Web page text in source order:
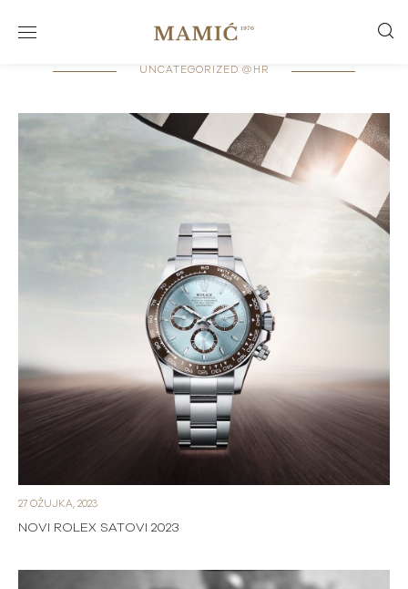
UNCATEGORIZED @HR
27 OŽUJKA, 2023
NOVI ROLEX SATOVI 2023